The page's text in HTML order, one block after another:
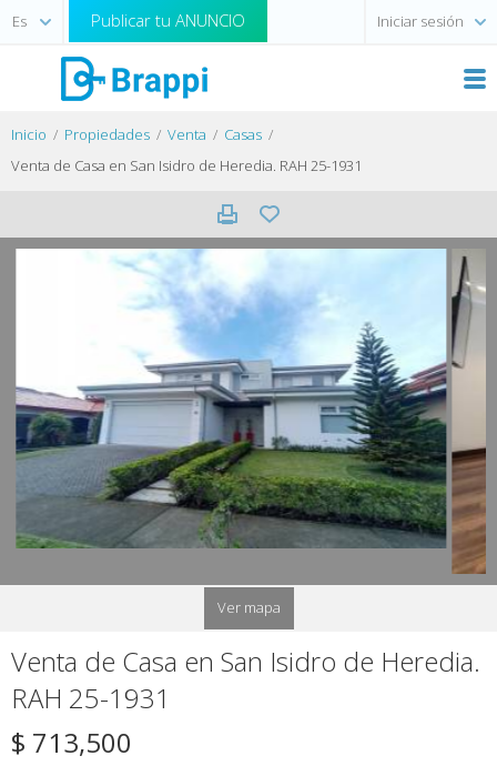
Publicar tu ANUNCIO Iniciar sesión
Inicio Propiedades Venta
Casas
Venta de Casa en San Isidro de Heredia. RAH 25-1931
Ver mapa
Venta de Casa en San Isidro de Heredia.
RAH 25-1931
$ 713,500